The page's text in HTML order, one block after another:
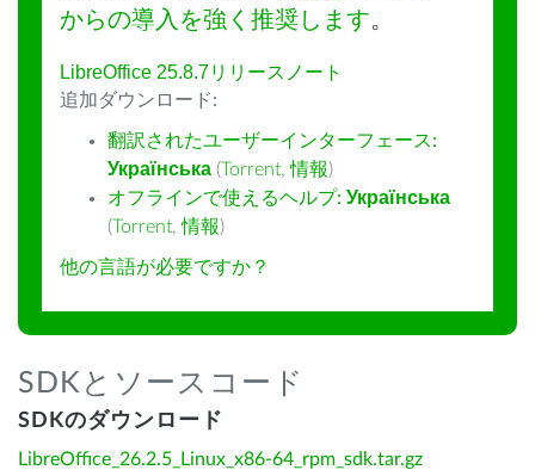
からの導入を強く推奨します。
LibreOffice 25.8.7リリースノート
追加ダウンロード:
翻訳されたユーザーインターフェース:
Українська (Torrent,情報)
オフラインで使えるヘルプ: Українська
(Torrent,情報)
他の言語が必要ですか？
SDKとソースコード
SDKのダウンロード
LibreOffice_26.2.5_Linux_x86-64_rpm_sdk.tar.gz